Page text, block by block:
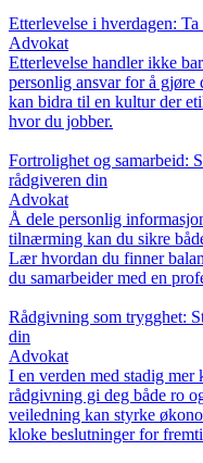
Etterlevelse i hverdagen:
Advokat
Etterlevelse handler ikke
personlig ansvar for å
kan bidra til en kultur der
hvor du jobber.
Fortrolighet og samarbeid:
rådgiveren din
Advokat
Å dele personlig
tilnærming kan du sikre
Lær hvordan du finner
du samarbeider med en
Rådgivning som trygghet:
din
Advokat
I en verden med stadig
rådgivning gi deg både ro
veiledning kan styrke
kloke beslutninger for